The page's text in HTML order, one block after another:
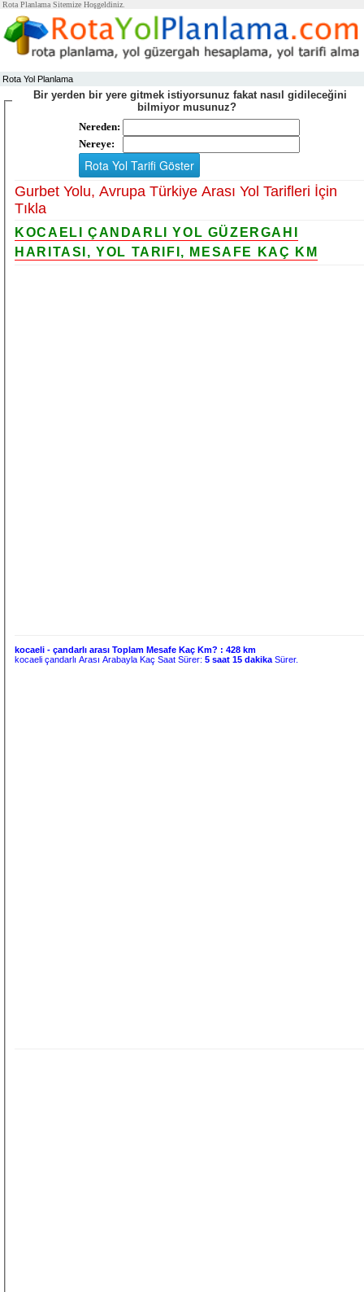
Rota Planlama Sitemize Hoşgeldiniz.
Rota Yol Planlama
Bir yerden bir yere gitmek istiyorsunuz fakat nasıl gidileceğini
bilmiyor musunuz?
Nereden:
Nereye:
Gurbet Yolu, Avrupa Türkiye Arası Yol Tarifleri İçin
Tıkla
KOCAELI ÇANDARLI YOL GÜZERGAHI
HARITASI, YOL TARIFI, MESAFE KAÇ KM
kocaeli - çandarlı arası Toplam Mesafe Kaç Km? :428 km
kocaeli çandarlı Arası Arabayla Kaç Saat Sürer:5 saat 15 dakika Sürer.